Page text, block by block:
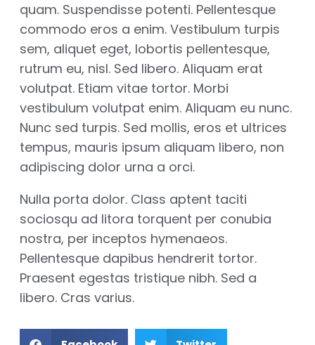
quam. Suspendisse potenti. Pellentesque
commodo eros a enim. Vestibulum turpis
sem, aliquet eget, lobortis pellentesque,
rutrum eu, nisl. Sed libero. Aliquam erat
volutpat. Etiam vitae tortor. Morbi
vestibulum volutpat enim. Aliquam eu nunc.
Nunc sed turpis. Sed mollis, eros et ultrices
tempus, mauris ipsum aliquam libero, non
adipiscing dolor urna a orci.
Nulla porta dolor. Class aptent taciti
sociosqu ad litora torquent per conubia
nostra, per inceptos hymenaeos.
Pellentesque dapibus hendrerit tortor.
Praesent egestas tristique nibh. Sed a
libero. Cras varius.